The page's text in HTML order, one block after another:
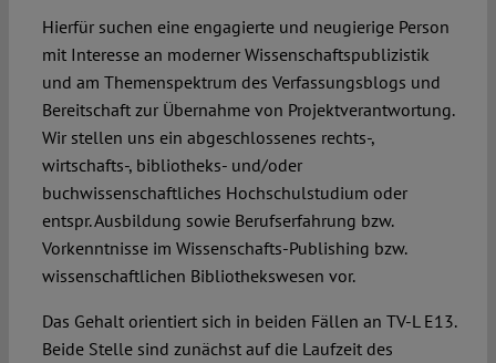
Hierfür suchen eine engagierte und neugierige Person
mit Interesse an moderner Wissenschaftspublizistik
und am Themenspektrum des Verfassungsblogs und
Bereitschaft zur Übernahme von Projektverantwortung.
Wir stellen uns ein abgeschlossenes rechts-,
wirtschafts-, bibliotheks- und/oder
buchwissenschaftliches Hochschulstudium oder
entspr. Ausbildung sowie Berufserfahrung bzw.
Vorkenntnisse im Wissenschafts-Publishing bzw.
wissenschaftlichen Bibliothekswesen vor.
Das Gehalt orientiert sich in beiden Fällen an TV-L E13.
Beide Stelle sind zunächst auf die Laufzeit des